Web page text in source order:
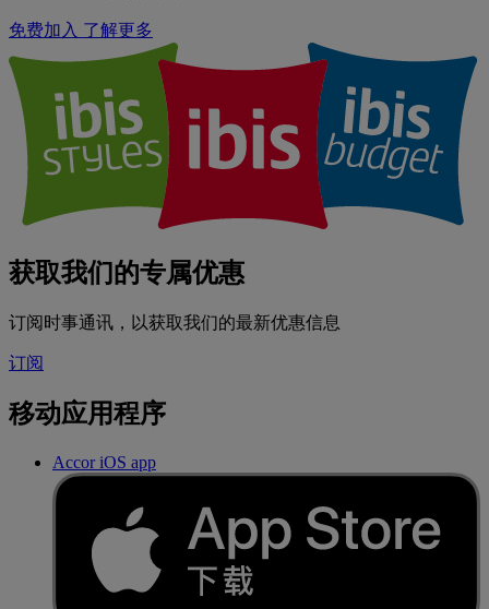
免费加入 了解更多
获取我们的专属优惠
订阅时事通讯，以获取我们的最新优惠信息
订阅
移动应用程序
Accor iOS app